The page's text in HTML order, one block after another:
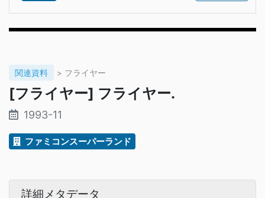
関連資料 > フライヤー
[フライヤー] フライヤー.
1993-11
ファミコンスーパーランド
詳細メタデータ